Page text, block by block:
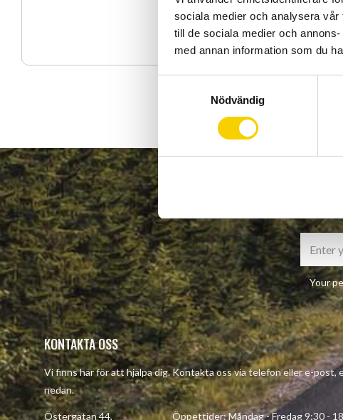
sociala medier och analysera
till de sociala medier och
med annan information som du
y
c
k
e
s
v
a
l
Nödvändig
Your
KONTAKTA OSS
Vi finns här för att hjälpa dig. Kontakta oss via telefon eller e-post,
nedan.
Östergatan 44, Öppettider: Måndag - Fredag 9:30 -